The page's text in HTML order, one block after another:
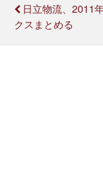
日立物流、2011
クスまとめる